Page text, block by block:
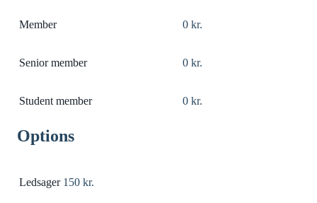
Member 0 kr.
Senior member 0 kr.
Student member 0 kr.
Options
Ledsager 150 kr.